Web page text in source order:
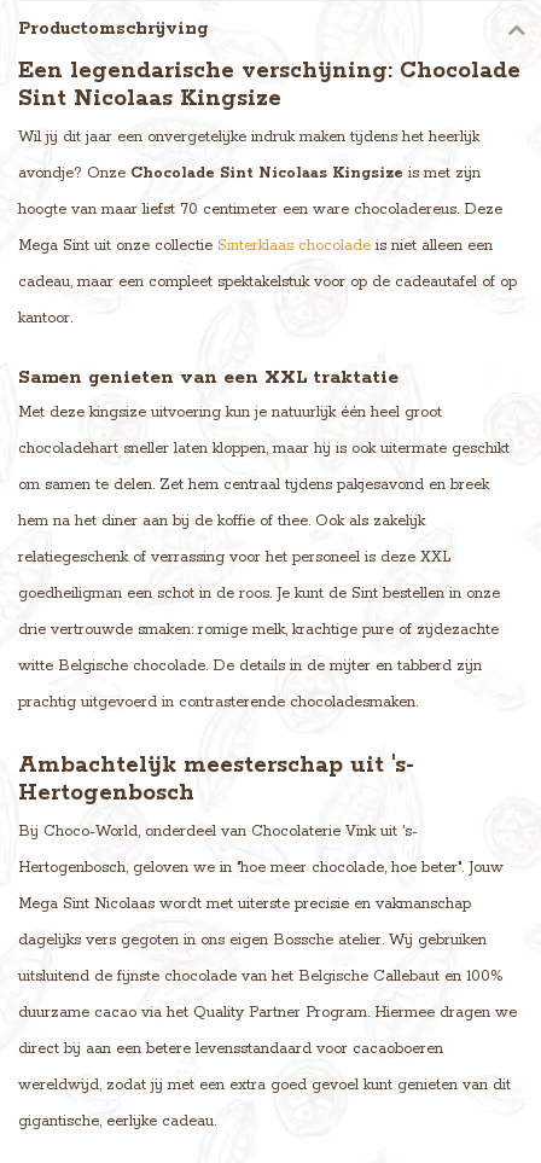
Productomschrijving
Een legendarische verschijning: Chocolade
Sint Nicolaas Kingsize
Wil jij dit jaar een onvergetelijke indruk maken tijdens het heerlijk
avondje? Onze Chocolade Sint Nicolaas Kingsize is met zijn
hoogte van maar liefst 70 centimeter een ware chocoladereus. Deze
Mega Sint uit onze collectie Sinterklaas chocolade is niet alleen een
cadeau, maar een compleet spektakelstuk voor op de cadeautafel of op
kantoor.
Samen genieten van een XXL traktatie
Met deze kingsize uitvoering kun je natuurlijk één heel groot
chocoladehart sneller laten kloppen, maar hij is ook uitermate geschikt
om samen te delen. Zet hem centraal tijdens pakjesavond en breek
hem na het diner aan bij de koffie of thee. Ook als zakelijk
relatiegeschenk of verrassing voor het personeel is deze XXL
goedheiligman een schot in de roos. Je kunt de Sint bestellen in onze
drie vertrouwde smaken: romige melk, krachtige pure of zijdezachte
witte Belgische chocolade. De details in de mijter en tabberd zijn
prachtig uitgevoerd in contrasterende chocoladesmaken.
Ambachtelijk meesterschap uit 's-
Hertogenbosch
Bij Choco-World, onderdeel van Chocolaterie Vink uit 's-
Hertogenbosch, geloven we in "hoe meer chocolade, hoe beter". Jouw
Mega Sint Nicolaas wordt met uiterste precisie en vakmanschap
dagelijks vers gegoten in ons eigen Bossche atelier. Wij gebruiken
uitsluitend de fijnste chocolade van het Belgische Callebaut en 100%
duurzame cacao via het Quality Partner Program. Hiermee dragen we
direct bij aan een betere levensstandaard voor cacaoboeren
wereldwijd, zodat jij met een extra goed gevoel kunt genieten van dit
gigantische, eerlijke cadeau.